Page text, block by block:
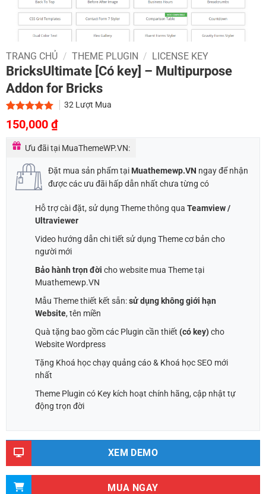
TRANG CHỦ / THEME PLUGIN / LICENSE KEY
BricksUltimate [Có key] – Multipurpose
Addon for Bricks
5.00trên 5
dựa trên
2
32 Lượt Mua
Giá
gốc
là:
500,000 ₫.
150,000 ₫Giá
tại
là:
150,000 ₫.
Ưu đãi tại MuaThemeWP.VN:
Đặt mua sản phẩm tại Muathemewp.VN ngay để nhận
được các ưu đãi hấp dẫn nhất chưa từng có
Hỗ trợ cài đặt, sử dụng Theme thông qua Teamview /
Ultraviewer
Video hướng dẫn chi tiết sử dụng Theme cơ bản cho
người mới
Bảo hành trọn đời cho website mua Theme tại
Muathemewp.VN
Mẫu Theme thiết kết sẵn:sử dụng không giới hạn
Website, tên miền
Quà tặng bao gồm các Plugin cần thiết (có key)cho
Website Wordpress
Tặng Khoá học chạy quảng cáo & Khoá học SEO mới
nhất
Theme Plugin có Key kích hoạt chính hãng, cập nhật tự
động trọn đời
XEM DEMO
MUA NGAY